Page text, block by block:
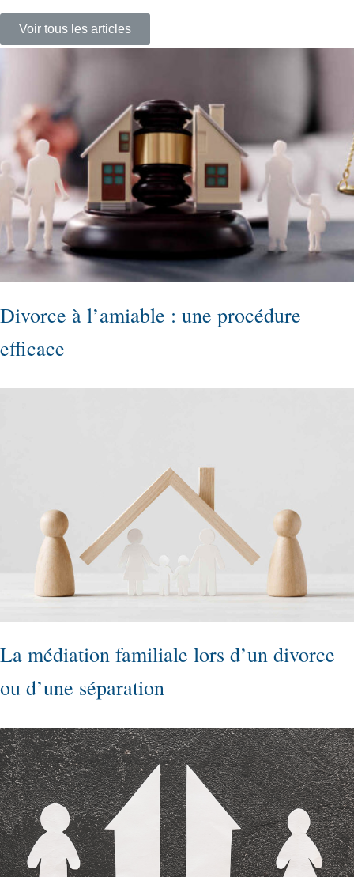
Voir tous les articles
Divorce à l’amiable : une procédure
efficace
La médiation familiale lors d’un divorce
ou d’une séparation